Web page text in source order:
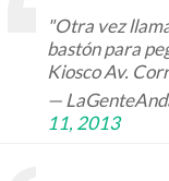
"Otra vez
bastón para
Kiosco Av.
—
11, 2013